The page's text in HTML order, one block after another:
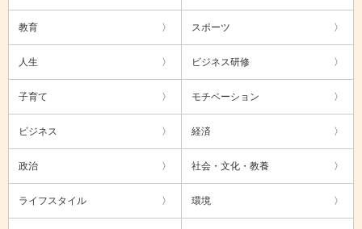
教育 スポーツ
人生 ビジネス研修
子育て モチベーション
ビジネス 経済
政治 社会・文化・教養
ライフスタイル 環境